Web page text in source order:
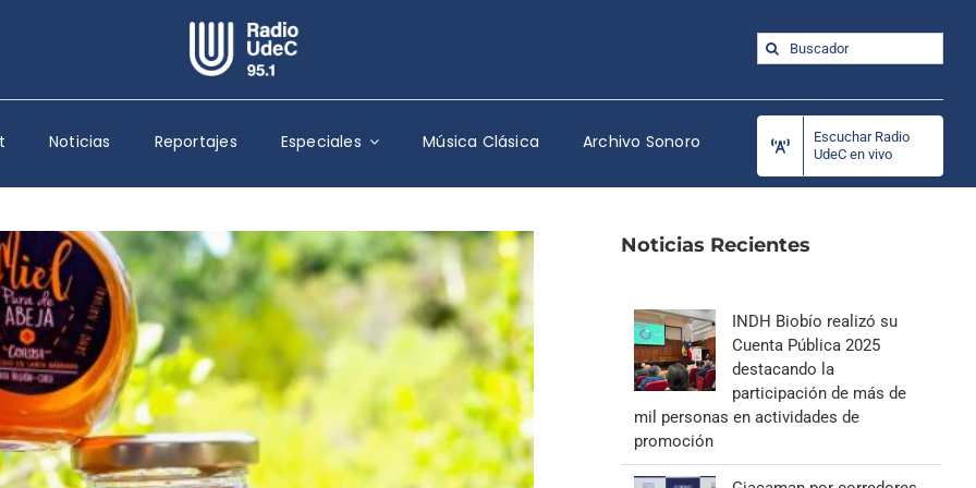
Escuchar Radio UdeC en vivo
Quiénes Somos
Programación
Podcast
Noticias
Reportajes
Columnas
Música Clásica
Especiales
Buscar:
Noticias Reportajes Especiales Música Clásica Archivo Sonoro
Escuchar Radio
UdeC en vivo
Noticias Recientes
INDH Biobío realizó su
Cuenta Pública 2025
destacando la
participación de más de
mil personas en actividades de
promoción